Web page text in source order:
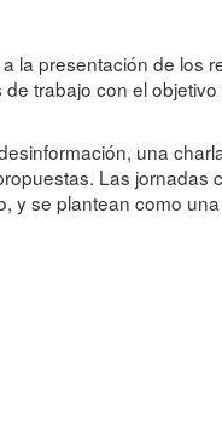
la presentación de los
trabajo con el
una
Las jornadas
y se plantean como